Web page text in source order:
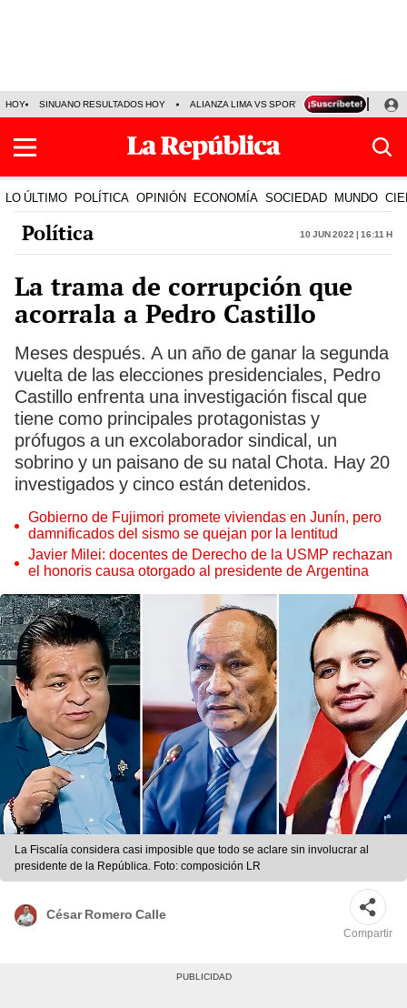
HOY SINUANO RESULTADOS HOY ALIANZA LIMA VS SPORT BOYS JORGE
LO ÚLTIMO POLÍTICA OPINIÓN ECONOMÍA SOCIEDAD MUNDO
Política 10 Jun 2022 | 16:11 h
La trama de corrupción que
acorrala a Pedro Castillo
Meses después. A un año de ganar la segunda
vuelta de las elecciones presidenciales, Pedro
Castillo enfrenta una investigación fiscal que
tiene como principales protagonistas y
prófugos a un excolaborador sindical, un
sobrino y un paisano de su natal Chota. Hay 20
investigados y cinco están detenidos.
Gobierno de Fujimori promete viviendas en Junín, pero
damnificados del sismo se quejan por la lentitud
Javier Milei: docentes de Derecho de la USMP rechazan
el honoris causa otorgado al presidente de Argentina
La Fiscalía considera casi imposible que todo se aclare sin involucrar al
presidente de la República. Foto: composición LR
César Romero Calle
Compartir